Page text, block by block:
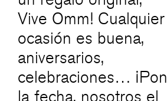
Vive Omm! Cualquier
ocasión es buena,
aniversarios,
celebraciones… ¡Pon